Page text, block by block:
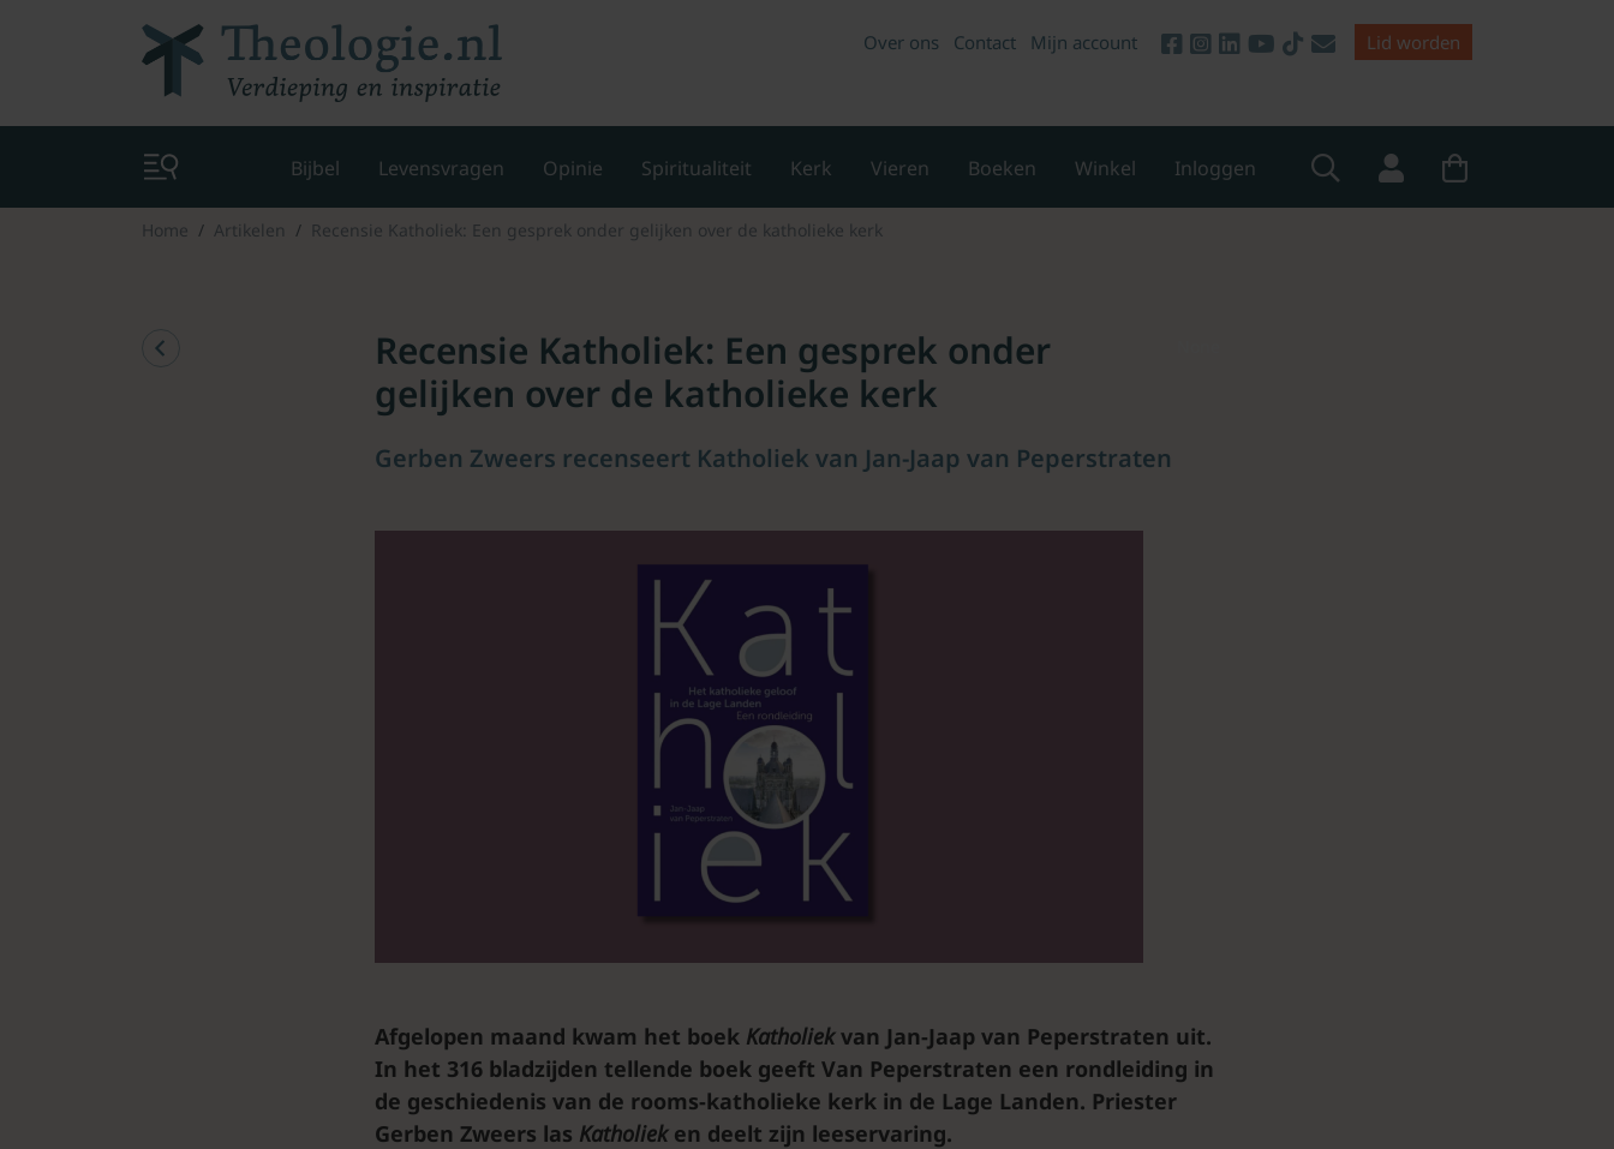
Over ons Contact Mijn account Lid worden
Bijbel Levensvragen Opinie Spiritualiteit Kerk Vieren Boeken Winkel Inloggen
Home Artikelen Recensie Katholiek: Een gesprek onder gelijken over de katholieke kerk
Recensie Katholiek: Een gesprek onder
gelijken over de katholieke kerk
Gerben Zweers recenseert Katholiek van Jan-Jaap van Peperstraten
Afgelopen maand kwam het boek Katholiekvan Jan-Jaap van Peperstraten uit.
In het 316 bladzijden tellende boek geeft Van Peperstraten een rondleiding in
de geschiedenis van de rooms-katholieke kerk in de Lage Landen. Priester
Gerben Zweers las Katholiek en deelt zijn leeservaring.